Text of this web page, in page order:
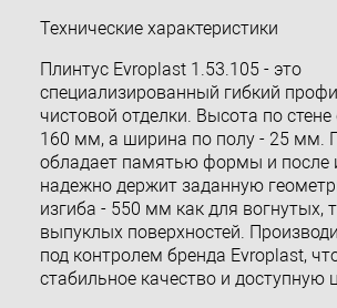
Технические характеристики
Плинтус Evroplast 1.53.105 - это
специализированный гибкий
чистовой отделки. Высота по стене
160 мм, а ширина по полу - 25 мм.
обладает памятью формы и после
надежно держит заданную
изгиба - 550 мм как для вогнутых,
выпуклых поверхностей.
под контролем бренда Evroplast,
стабильное качество и доступную